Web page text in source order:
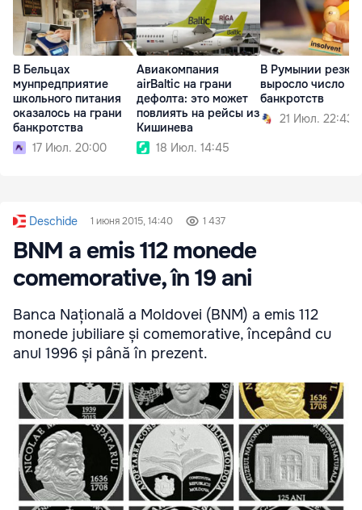
В Бельцах
мунпредприятие
школьного питания
оказалось на грани
банкротства
17 Июл. 20:00
Авиакомпания
airBaltic на грани
дефолта: это может
повлиять на рейсы из
Кишинева
18 Июл. 14:45
В Румынии резко
выросло число
банкротств
21 Июл. 22:43
Deschide 1 июня 2015, 14:40 1 437
BNM a emis 112 monede
comemorative, în 19 ani
Banca Națională a Moldovei (BNM) a emis 112
monede jubiliare și comemorative, începând cu
anul 1996 și până în prezent.